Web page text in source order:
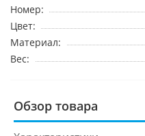
Номер:
Цвет:
Материал:
Вес:
Обзор товара